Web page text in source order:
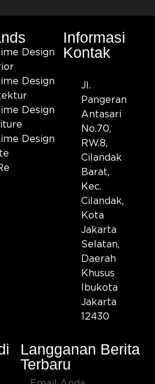
Design
Design
Design
Design
Informasi
Kontak
Jl.
Pangeran
Antasari
No.70,
RW.8,
Cilandak
Barat,
Kec.
Cilandak,
Kota
Jakarta
Selatan,
Daerah
Khusus
Ibukota
Jakarta
12430
Langganan Berita
Terbaru